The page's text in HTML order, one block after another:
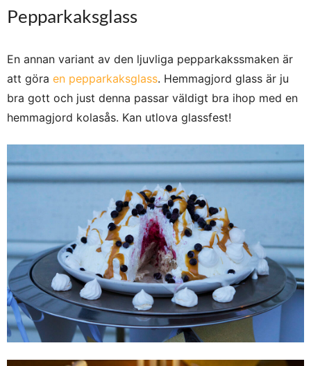
Pepparkaksglass
En annan variant av den ljuvliga pepparkakssmaken är
att göra en pepparkaksglass. Hemmagjord glass är ju
bra gott och just denna passar väldigt bra ihop med en
hemmagjord kolasås. Kan utlova glassfest!